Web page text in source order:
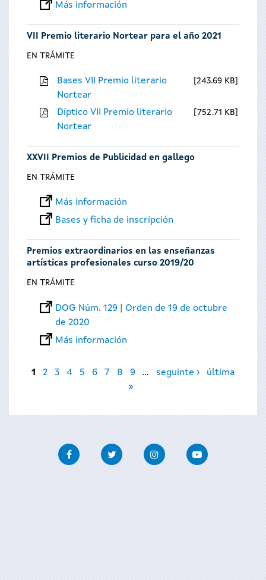
Más información
VII Premio literario Nortear para el año 2021
EN TRÁMITE
Bases VII Premio literario
Nortear
243.69 KB
Díptico VII Premio literario
Nortear
752.71 KB
XXVII Premios de Publicidad en gallego
EN TRÁMITE
Más información
Bases y ficha de inscripción
Premios extraordinarios en las enseñanzas
artísticas profesionales curso 2019/20
EN TRÁMITE
DOG Núm. 129 | Orden de 19 de octubre
de 2020
Más información
Páginas
1 2 3 4 5 6 7 8 9 … seguinte ›
última
»
FacebookTwitter InstagramYoutube